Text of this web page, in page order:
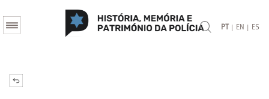
PT | EN | ES